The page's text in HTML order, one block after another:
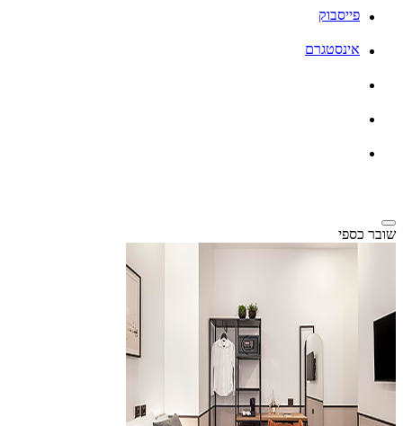
פייסבוק
אינסטגרם
שובר כספי